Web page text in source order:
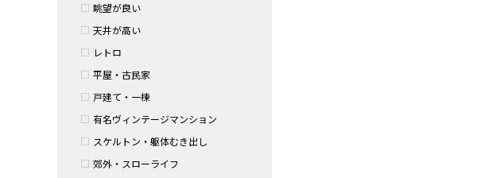
眺望が良い
天井が高い
レトロ
平屋・古民家
戸建て・一棟
有名ヴィンテージマンション
スケルトン・躯体むき出し
郊外・スローライフ